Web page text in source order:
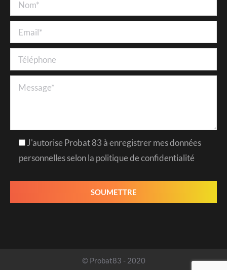
J'autorise Probat 83 à enregistrer mes données
personnelles selon la politique de confidentialité
© Probat83 - 2020